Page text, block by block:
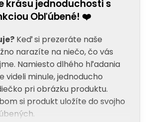
c
i
p
r
v
k
y
v
ý
a
n
i
krásu jednoduchosti s
Obľúbené! ❤️
Keď si prezeráte naše
narazíte na niečo, čo vás
Namiesto dlhého hľadania
videli minule, jednoducho
pri obrázku produktu.
si produkt uložíte do svojho